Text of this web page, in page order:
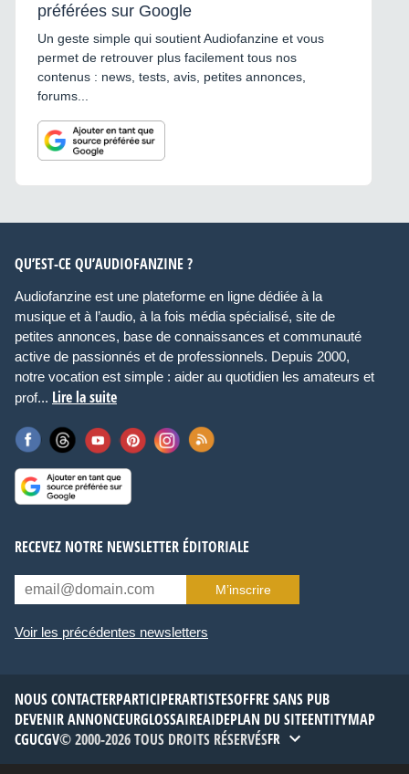
préférées sur Google
Un geste simple qui soutient Audiofanzine et vous
permet de retrouver plus facilement tous nos
contenus : news, tests, avis, petites annonces,
forums...
QU’EST-CE QU’AUDIOFANZINE ?
Audiofanzine est une plateforme en ligne dédiée à la
musique et à l’audio, à la fois média spécialisé, site de
petites annonces, base de connaissances et communauté
active de passionnés et de professionnels. Depuis 2000,
notre vocation est simple : aider au quotidien les amateurs et
prof... Lire la suite
RECEVEZ NOTRE NEWSLETTER ÉDITORIALE
M’inscrire
Voir les précédentes newsletters
NOUS CONTACTERPARTICIPERARTISTESOFFRE SANS PUB
DEVENIR ANNONCEURGLOSSAIREAIDEPLAN DU SITEENTITYMAP
CGUCGV© 2000-2026 TOUS DROITS RÉSERVÉSFR